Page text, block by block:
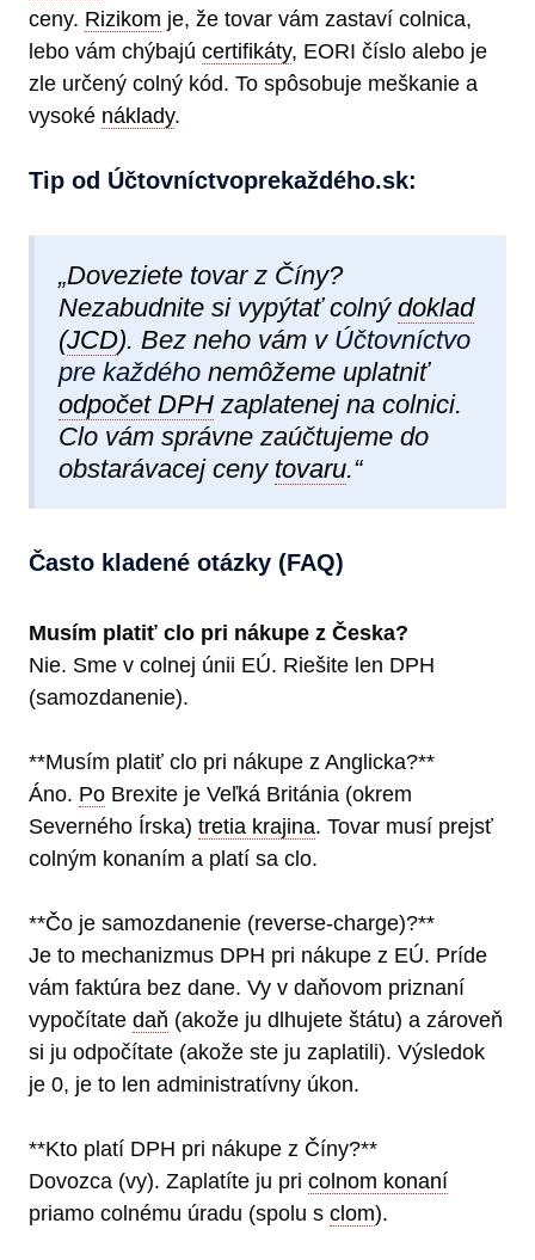
ceny. Rizikom je, že tovar vám zastaví colnica,
lebo vám chýbajú certifikáty, EORI číslo alebo je
zle určený colný kód. To spôsobuje meškanie a
vysoké náklady.
Tip od Účtovníctvoprekaždéh​o.sk:
„Doveziete tovar z Číny?
Nezabudnite si vypýtať colný doklad
(JCD). Bez neho vám v Účtovníctvo
pre každého nemôžeme uplatniť
odpočet DPH zaplatenej na colnici.
Clo vám správne zaúčtujeme do
obstarávacej ceny tovaru.“
Často kladené otázky (FAQ)
Musím platiť clo pri nákupe z Česka?
Nie. Sme v colnej únii EÚ. Riešite len DPH
(samozdanenie).
**Musím platiť clo pri nákupe z Anglicka?**
Áno. Po Brexite je Veľká Británia (okrem
Severného Írska) tretia krajina. Tovar musí prejsť
colným konaním a platí sa clo.
**Čo je samozdanenie (reverse-charge)?**
Je to mechanizmus DPH pri nákupe z EÚ. Príde
vám faktúra bez dane. Vy v daňovom priznaní
vypočítate daň (akože ju dlhujete štátu) a zároveň
si ju odpočítate (akože ste ju zaplatili). Výsledok
je 0, je to len administratívny úkon.
**Kto platí DPH pri nákupe z Číny?**
Dovozca (vy). Zaplatíte ju pri colnom konaní
priamo colnému úradu (spolu s clom).